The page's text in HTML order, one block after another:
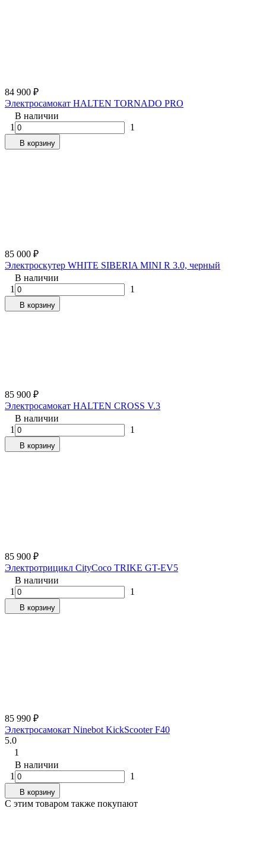
84 900 ₽
Электросамокат HALTEN TORNADO PRO
В наличии
1
1
В корзину
85 000 ₽
Электроскутер WHITE SIBERIA MINI R 3.0, черный
В наличии
1
1
В корзину
85 900 ₽
Электросамокат HALTEN CROSS V.3
В наличии
1
1
В корзину
85 900 ₽
Электротрицикл CityCoco TRIKE GT-EV5
В наличии
1
1
В корзину
85 990 ₽
Электросамокат Ninebot KickScooter F40
5.0
1
В наличии
1
1
В корзину
C этим товаром также покупают